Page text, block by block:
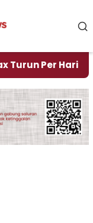
Hari Ini,